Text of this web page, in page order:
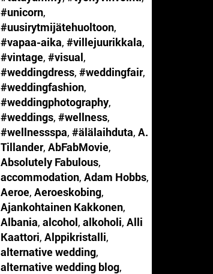
#unicorn,
#uusirytmijätehuoltoon,
#vapaa-aika, #villejuurikkala,
#vintage, #visual,
#weddingdress, #weddingfair,
#weddingfashion,
#weddingphotography,
#weddings, #wellness,
#wellnessspa, #älälaihduta, A.
Tillander, AbFabMovie,
Absolutely Fabulous,
accommodation, Adam Hobbs,
Aeroe, Aeroeskobing,
Ajankohtainen Kakkonen,
Albania, alcohol, alkoholi, Alli
Kaattori, Alppikristalli,
alternative wedding,
alternative wedding blog,